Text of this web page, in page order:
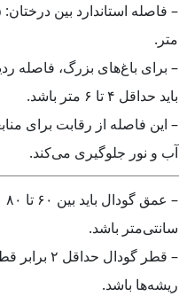
متر.
– برای باغ‌های بزرگ، فاصله
باید حداقل ۴ تا ۶ متر باشد.
– این فاصله از رقابت برای
آب و نور جلوگیری می‌کند.
– عمق گودال باید بین ۶۰ تا ۸۰
سانتی‌متر باشد.
– قطر گودال حداقل ۲
ریشه‌ها باشد.